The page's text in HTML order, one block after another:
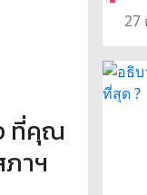
ที่คุณ
าฯ
27